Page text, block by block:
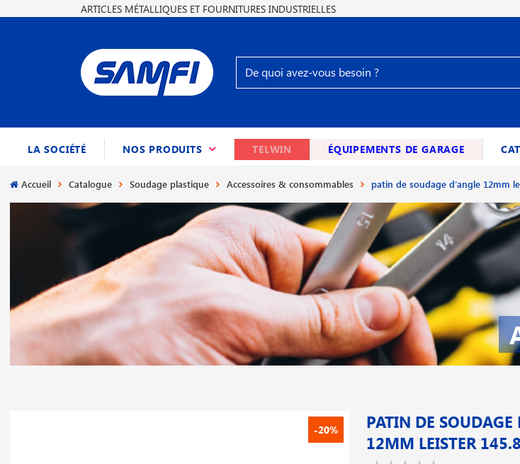
ARTICLES MÉTALLIQUES ET FOURNITURES INDUSTRIELLES
LA SOCIÉTÉ NOS PRODUITS (CURRENT)TELWIN ÉQUIPEMENTS DE GARAGE
Accueil Catalogue Soudage plastique Accessoires & consommables patin de soudage d′angle 12mm
-20%
PATIN DE SOUDAGE
12MM LEISTER